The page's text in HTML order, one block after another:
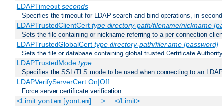
LDAPTimeout seconds
Specifies the timeout for LDAP search and bind operations, in
LDAPTrustedClientCert type directory-path/filename/nickname
Sets the file containing or nickname referring to a per connection
LDAPTrustedGlobalCert type directory-path/filename [password]
Sets the file or database containing global trusted Certificate
LDAPTrustedMode type
Specifies the SSL/TLS mode to be used when connecting to an
LDAPVerifyServerCert On|Off
Force server certificate verification
<Limit yöntem[yöntem] ... > ... </Limit>